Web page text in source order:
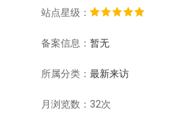
站点星级：
备案信息： 暂无
所属分类： 最新来访
月浏览数：32次